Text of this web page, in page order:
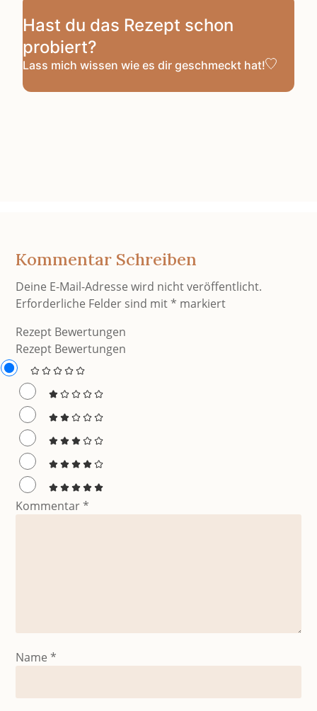
Hast du das Rezept schon
probiert?
Lass mich wissen wie es dir geschmeckt hat!
Kommentar Schreiben
Deine E-Mail-Adresse wird nicht veröffentlicht.
Erforderliche Felder sind mit* markiert
Rezept Bewertungen
Rezept Bewertungen
Kommentar*
Name*